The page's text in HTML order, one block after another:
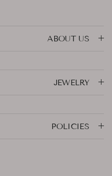
ABOUT US
JEWELRY
POLICIES